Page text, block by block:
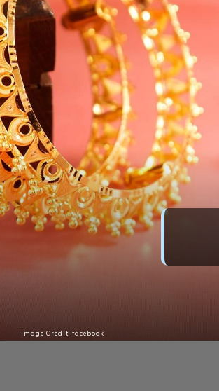
সোমবার সোনায় সোহাগা?
সপ্তাহের প্রথম দিনে সোনার দাম কমল
Image Credit: facebook